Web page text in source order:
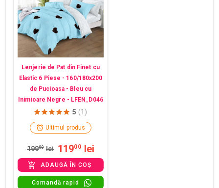
Lenjerie de Pat din Finet cu
Elastic 6 Piese - 160/180x200
de Pucioasa - Bleu cu
Inimioare Negre - LFEN_D046
5 (1)
Ultimul produs
19900 lei 11900 lei
ADAUGĂ ÎN COȘ
Comandă rapid